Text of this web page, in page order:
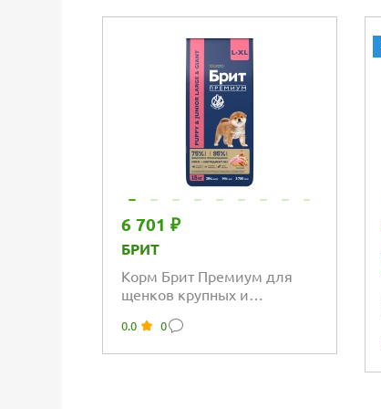
6 701 ₽
БРИТ
Корм Брит Премиум для
щенков крупных и
0.0 0